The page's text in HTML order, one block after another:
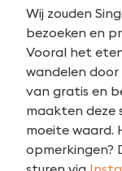
Wij zouden
bezoeken en
Vooral het
wandelen door
van gratis en
maakten deze
moeite waard.
opmerkingen?